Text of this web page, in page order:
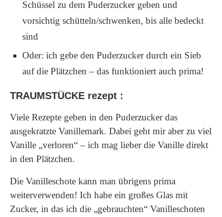
Schüssel zu dem Puderzucker geben und
vorsichtig schütteln/schwenken, bis alle bedeckt
sind
Oder: ich gebe den Puderzucker durch ein Sieb
auf die Plätzchen – das funktioniert auch prima!
TRAUMSTÜCKE rezept :
Viele Rezepte geben in den Puderzucker das
ausgekratzte Vanillemark. Dabei geht mir aber zu viel
Vanille „verloren“ – ich mag lieber die Vanille direkt
in den Plätzchen.
Die Vanilleschote kann man übrigens prima
weiterverwenden! Ich habe ein großes Glas mit
Zucker, in das ich die „gebrauchten“ Vanilleschoten